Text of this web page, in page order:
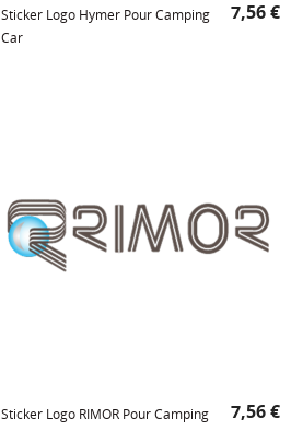
Sticker Logo Hymer Pour Camping
Car
Prix
7,56 €
Sticker Logo RIMOR Pour Camping
Prix
7,56 €